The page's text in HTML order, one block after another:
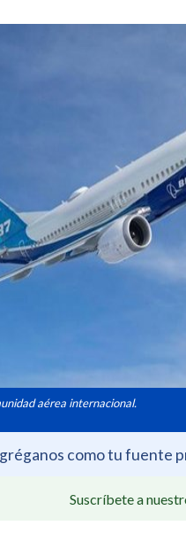
aérea internacional.
como tu fuente
Suscríbete a